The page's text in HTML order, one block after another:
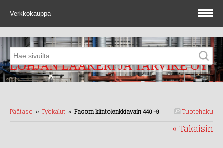
Verkkokauppa
LOHJAN LAAKERI JA TARVIKE OY
Tuotehaku
Päätaso ›› Työkalut ›› Facom kiintolenkkiavain 440 -9
« Takaisin